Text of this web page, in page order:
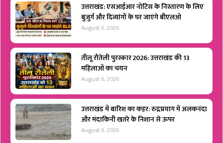
उत्तराखंड: एसआईआर नोटिस के निस्तारण के लिए
बुजुर्ग और दिव्यांगों के घर जाएंगे बीएलओ
August 6, 2026
तीलू रौतेली पुरस्कार 2026: उत्तराखंड की 13
महिलाओं का चयन
August 6, 2026
उत्तराखंड में बारिश का कहर: रुद्रप्रयाग में अलकनंदा
और मंदाकिनी खतरे के निशान से ऊपर
August 6, 2026